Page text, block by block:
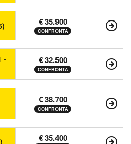
€ 35.900
CONFRONTA
-
€ 32.500
CONFRONTA
€ 38.700
CONFRONTA
€ 35.400